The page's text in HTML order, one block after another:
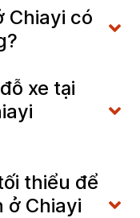
Chiayi có
xe tại
thiểu để
ở Chiayi